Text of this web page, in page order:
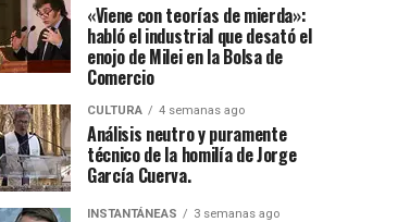
«Viene con teorías de mierda»:
habló el industrial que desató el
enojo de Milei en la Bolsa de
Comercio
CULTURA 4 semanas ago
Análisis neutro y puramente
técnico de la homilía de Jorge
García Cuerva.
INSTANTÁNEAS 3 semanas ago